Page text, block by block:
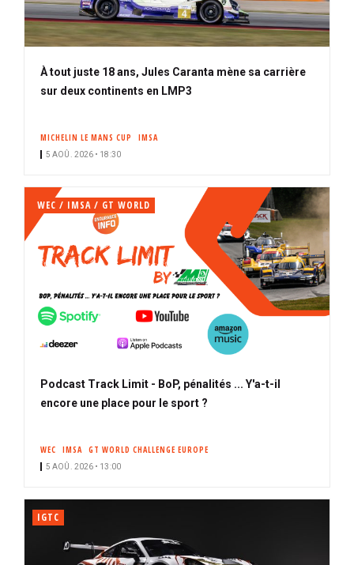
À tout juste 18 ans, Jules Caranta mène sa carrière
sur deux continents en LMP3
MICHELIN LE MANS CUP IMSA
5 AOÛ. 2026 • 18:30
WEC / IMSA / GT WORLD
Podcast Track Limit - BoP, pénalités ... Y'a-t-il
encore une place pour le sport ?
WEC IMSA GT WORLD CHALLENGE EUROPE
5 AOÛ. 2026 • 13:00
IGTC